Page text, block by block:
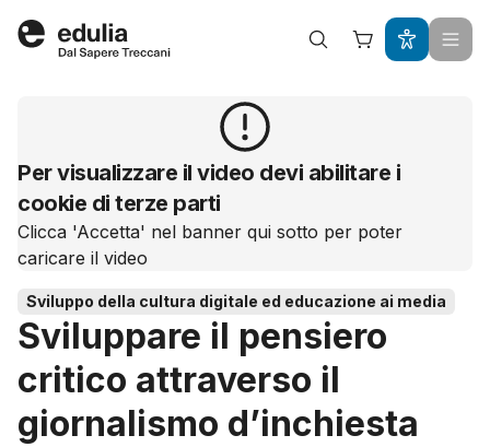
Edulia
Per visualizzare il video devi abilitare i
cookie di terze parti
Clicca 'Accetta' nel banner qui sotto per poter
caricare il video
Sviluppo della cultura digitale ed educazione ai media
Sviluppare il pensiero
critico attraverso il
giornalismo d’inchiesta